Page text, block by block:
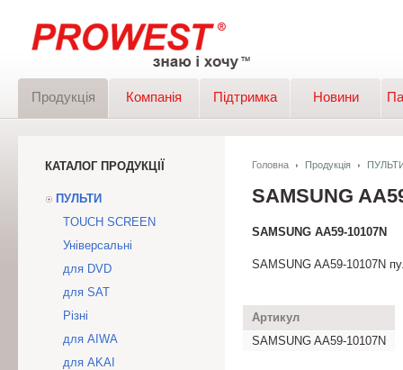
Продукція Компанія Підтримка Новини
КАТАЛОГ ПРОДУКЦІЇ
ПУЛЬТИ
TOUCH SCREEN
Універсальні
для DVD
для SAT
Різні
для AIWA
для AKAI
Головна Продукція
SAMSUNG
SAMSUNG AA59-10107N
SAMSUNG AA59-10107N
Артикул
SAMSUNG AA59-10107N